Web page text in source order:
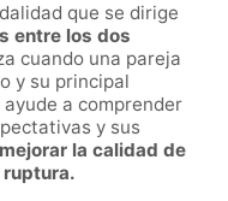
que se dirige
entre los dos
cuando una pareja
y su principal
a comprender
y sus
la calidad de